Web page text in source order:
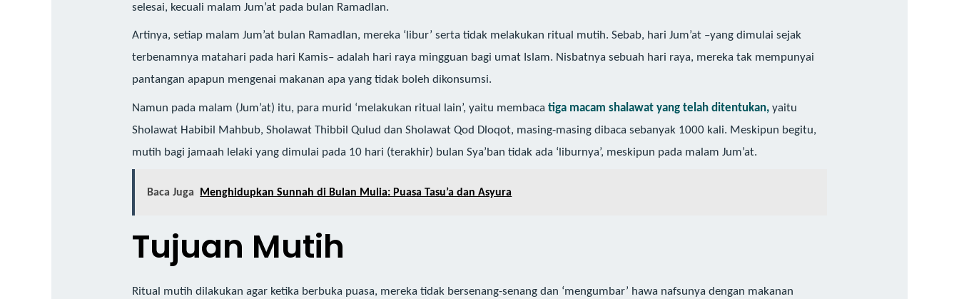
selesai, kecuali malam Jum’at pada bulan Ramadlan.
Artinya, setiap malam Jum’at bulan Ramadlan, mereka ‘libur’ serta tidak melakukan ritual mutih. Sebab, hari Jum’at –yang dimulai sejak
terbenamnya matahari pada hari Kamis– adalah hari raya mingguan bagi umat Islam. Nisbatnya sebuah hari raya, mereka tak mempunyai
pantangan apapun mengenai makanan apa yang tidak boleh dikonsumsi.
Namun pada malam (Jum’at) itu, para murid ‘melakukan ritual lain’, yaitu membaca tiga macam shalawat yang telah ditentukan, yaitu
Sholawat Habibil Mahbub, Sholawat Thibbil Qulud dan Sholawat Qod Dloqot, masing-masing dibaca sebanyak 1000 kali. Meskipun begitu,
mutih bagi jamaah lelaki yang dimulai pada 10 hari (terakhir) bulan Sya’ban tidak ada ‘liburnya’, meskipun pada malam Jum’at.
Baca Juga Menghidupkan Sunnah di Bulan Mulia: Puasa Tasu’a dan Asyura
Tujuan Mutih
Ritual mutih dilakukan agar ketika berbuka puasa, mereka tidak bersenang-senang dan ‘mengumbar’ hawa nafsunya dengan makanan